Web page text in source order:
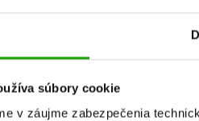
súbory cookie
v záujme zabezpečenia